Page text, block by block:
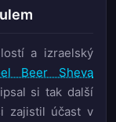
a izraelský
Beer Sheva
si tak další
zajistil účast v